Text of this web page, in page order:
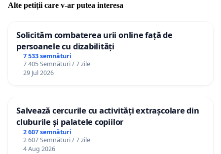
Alte petiții care v-ar putea interesa
Solicităm combaterea urii online față de
persoanele cu dizabilități
7 533 semnături
7 405 Semnături / 7 zile
29 Jul 2026
Salvează cercurile cu activități extrașcolare din
cluburile și palatele copiilor
2 607 semnături
2 607 Semnături / 7 zile
4 Aug 2026